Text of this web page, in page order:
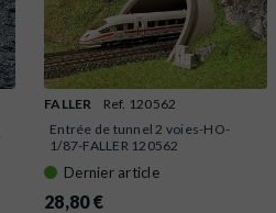
FALLER
Ref. 120562
Entrée de tunnel 2 voies-HO-
1/87-FALLER 120562
Dernier article
28,80 €